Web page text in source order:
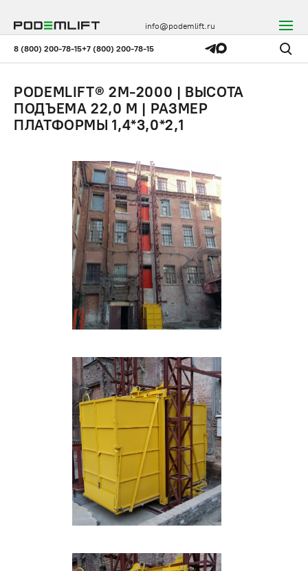
8 (800) 200-78-15+7 (800) 200-78-15
info@podemlift.ru
PODEMLIFT® 2M-2000 | ВЫСОТА
ПОДЪЕМА 22,0 М | РАЗМЕР
ПЛАТФОРМЫ 1,4*3,0*2,1